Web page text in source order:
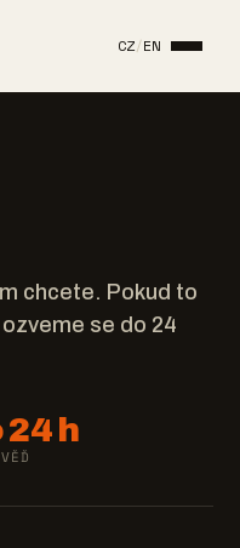
CZ/EN
chcete. Pokud to
se do 24
24 h